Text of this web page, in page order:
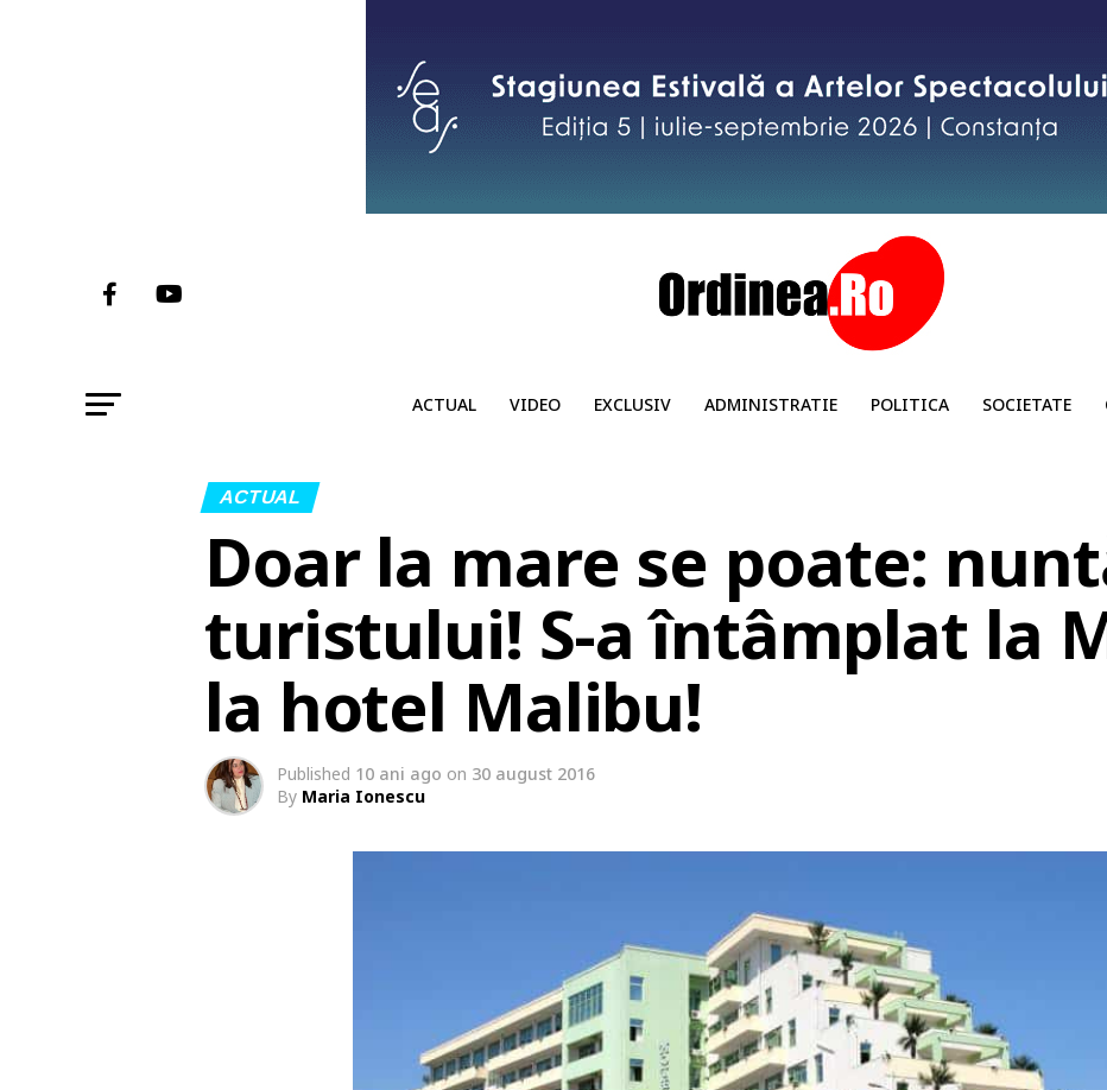
ACTUAL VIDEO EXCLUSIV ADMINISTRATIE POLITICA SOCIETATE
ACTUAL
Doar la mare se poate:
turistului! S-a întâmplat la
la hotel Malibu!
Published 10 ani ago on 30 august 2016
By Maria Ionescu